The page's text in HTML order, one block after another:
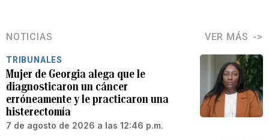
NOTICIAS VER MÁS
TRIBUNALES
Mujer de Georgia alega que le
diagnosticaron un cáncer
erróneamente y le practicaron una
histerectomía
7 de agosto de 2026 a las 12:46 p.m.